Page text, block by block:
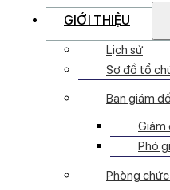
GIỚI THIỆU
Lịch sử
Sơ đồ tổ
Ban giám
Giám
Phó
Phòng